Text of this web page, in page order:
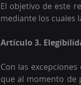
El objetivo de este
mediante los cuales
Artículo 3.
Con las
que al momento de